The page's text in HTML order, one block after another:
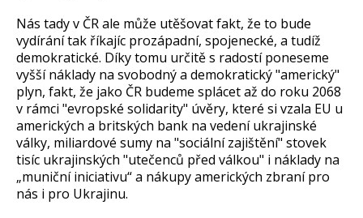
Nás tady v ČR ale může utěšovat fakt, že to bude
vydírání tak říkajíc prozápadní, spojenecké, a tudíž
demokratické. Díky tomu určitě s radostí poneseme
vyšší náklady na svobodný a demokratický "americký"
plyn, fakt, že jako ČR budeme splácet až do roku 2068
v rámci "evropské solidarity" úvěry, které si vzala EU u
amerických a britských bank na vedení ukrajinské
války, miliardové sumy na "sociální zajištění" stovek
tisíc ukrajinských "utečenců před válkou" i náklady na
„muniční iniciativu“ a nákupy amerických zbraní pro
nás i pro Ukrajinu.